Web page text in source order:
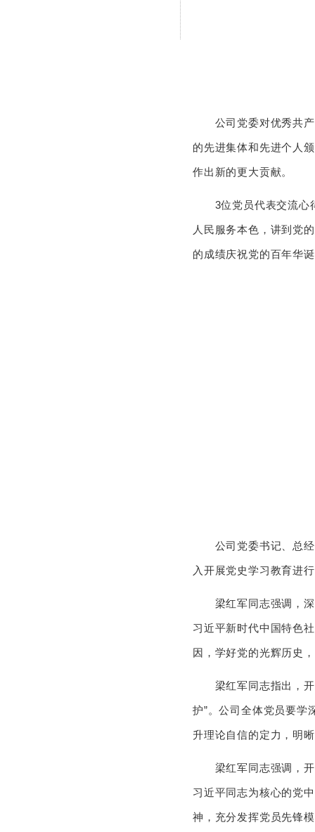
公司党委对优秀共产
的先进集体和先进个人
作出新的更大贡献。
3位党员代表交流心得
人民服务本色，讲到党
的成绩庆祝党的百年华
公司党委书记、总经
入开展党史学习教育进
梁红军同志强调，深
习近平新时代中国特色
因，学好党的光辉历史
梁红军同志指出，开
护”。公司全体党员要学
升理论自信的定力，明
梁红军同志强调，开
习近平同志为核心的党
神，充分发挥党员先锋